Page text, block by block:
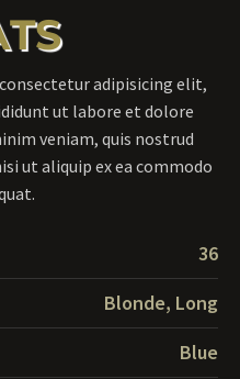
adipisicing elit,
ut labore et dolore
veniam, quis nostrud
ut aliquip ex ea commodo
36
Blonde, Long
Blue